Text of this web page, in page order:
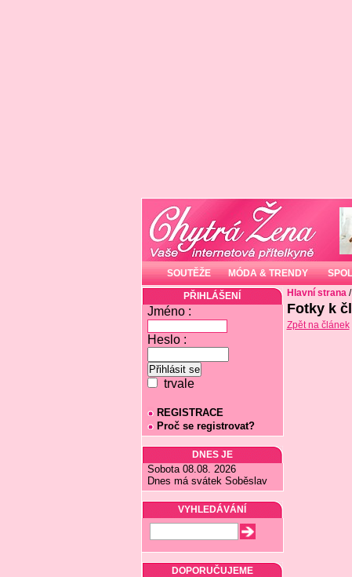
SOUTĚŽE MÓDA & TRENDY
PŘIHLÁŠENÍ
Jméno :
Heslo :
trvale
REGISTRACE
Proč se registrovat?
DNES JE
Sobota 08.08. 2026
Dnes má svátek Soběslav
VYHLEDÁVÁNÍ
DOPORUČUJEME
Hlavní strana/
Fotky k
Zpět na článek